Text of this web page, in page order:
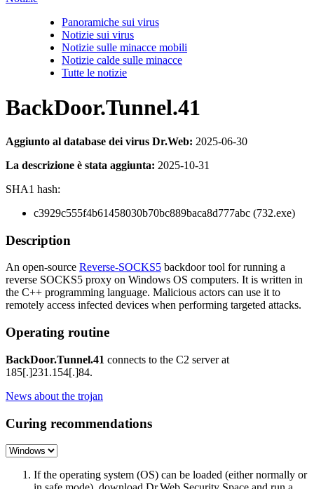
Panoramiche sui virus
Notizie sui virus
Notizie sulle minacce mobili
Notizie calde sulle minacce
Tutte le notizie
BackDoor.Tunnel.41
Aggiunto al database dei virus Dr.Web: 2025-06-30
La descrizione è stata aggiunta: 2025-10-31
SHA1 hash:
c3929c555f4b61458030b70bc889baca8d777abc (732.exe)
Description
An open-source Reverse-SOCKS5 backdoor tool for running a
reverse SOCKS5 proxy on Windows OS computers. It is written in
the C++ programming language. Malicious actors can use it to
remotely access infected devices when performing targeted attacks.
Operating routine
BackDoor.Tunnel.41 connects to the C2 server at
185[.]231.154[.]84.
News about the trojan
Curing recommendations
If the operating system (OS) can be loaded (either normally or